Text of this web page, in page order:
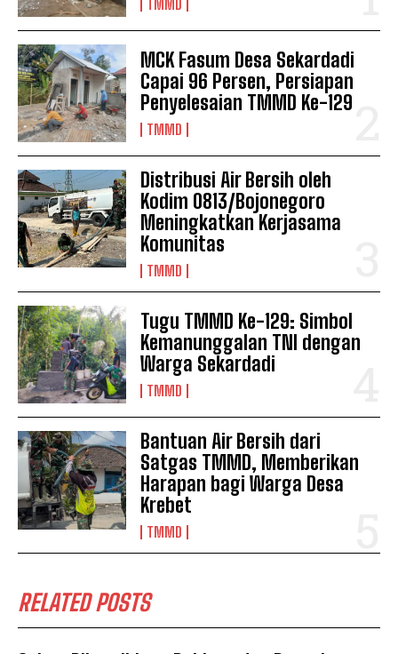
TMMD
MCK Fasum Desa Sekardadi
Capai 96 Persen, Persiapan
Penyelesaian TMMD Ke-129
TMMD
Distribusi Air Bersih oleh
Kodim 0813/Bojonegoro
Meningkatkan Kerjasama
Komunitas
TMMD
Tugu TMMD Ke-129: Simbol
Kemanunggalan TNI dengan
Warga Sekardadi
TMMD
Bantuan Air Bersih dari
Satgas TMMD, Memberikan
Harapan bagi Warga Desa
Krebet
TMMD
RELATED POSTS